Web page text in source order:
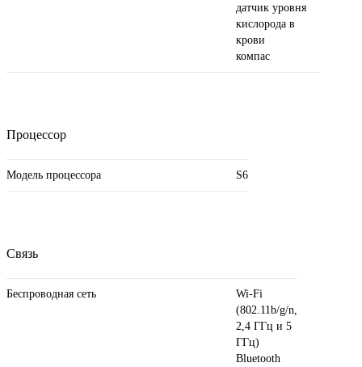
датчик уровня
кислорода в
крови
компас
Процессор
Модель процессора S6
Связь
Беспроводная сеть
Wi-Fi
(802.11b/ g/ n,
2,4 ГГц и 5
ГГц)
Bluetooth